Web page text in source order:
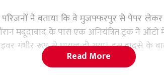
ने बताया कि वे मुजफ्फरपुर से पेपर लेकर
मदूदाबाद के पास एक अनियंत्रित ट्रक ने ऑटो
गंभीर रूप से घायल हो गया। इस हादसे के
Read More